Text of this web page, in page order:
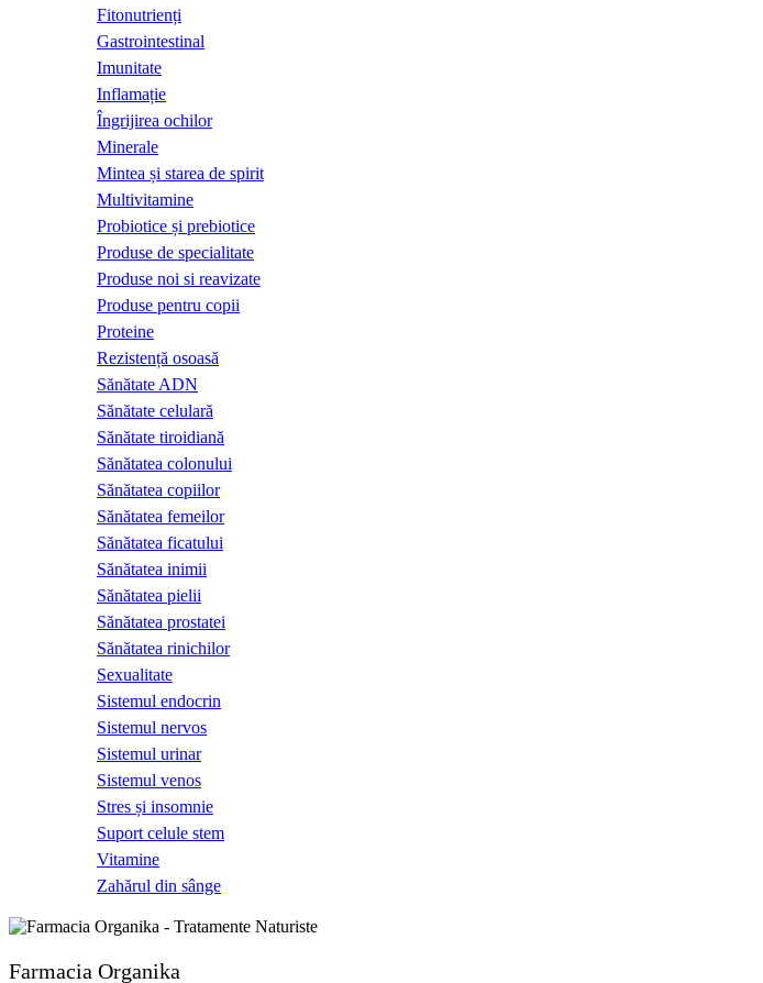
Fitonutrienți
Gastrointestinal
Imunitate
Inflamație
Îngrijirea ochilor
Minerale
Mintea și starea de spirit
Multivitamine
Probiotice și prebiotice
Produse de specialitate
Produse noi si reavizate
Produse pentru copii
Proteine
Rezistență osoasă
Sănătate ADN
Sănătate celulară
Sănătate tiroidiană
Sănătatea colonului
Sănătatea copiilor
Sănătatea femeilor
Sănătatea ficatului
Sănătatea inimii
Sănătatea pielii
Sănătatea prostatei
Sănătatea rinichilor
Sexualitate
Sistemul endocrin
Sistemul nervos
Sistemul urinar
Sistemul venos
Stres și insomnie
Suport celule stem
Vitamine
Zahărul din sânge
Farmacia Organika